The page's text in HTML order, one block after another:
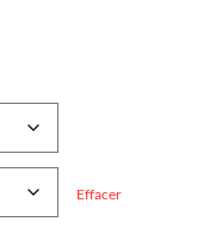
Effacer